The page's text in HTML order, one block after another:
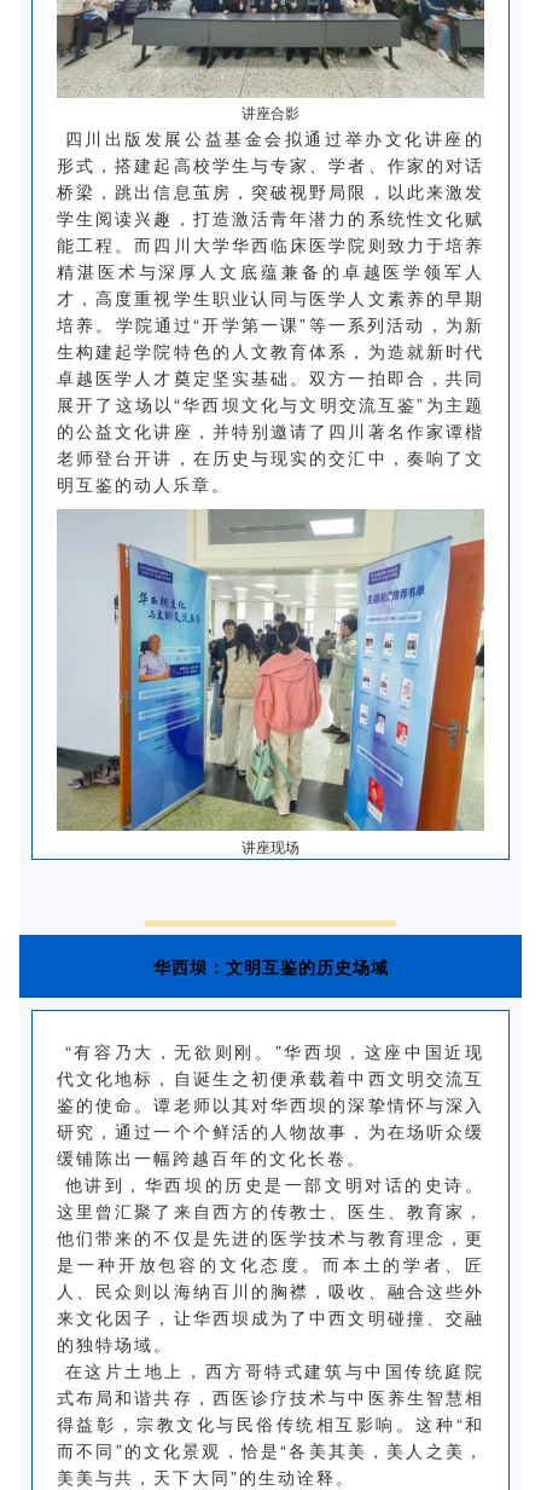
讲座合影
四川出版发展公益基金会拟通过举办文化讲座的
形式，搭建起高校学生与专家、学者、作家的对话
桥梁，跳出信息茧房，突破视野局限，以此来激发
学生阅读兴趣，打造激活青年潜力的系统性文化赋
能工程。而四川大学华西临床医学院则致力于培养
精湛医术与深厚人文底蕴兼备的卓越医学领军人
才，高度重视学生职业认同与医学人文素养的早期
培养。学院通过“开学第一课”等一系列活动，为新
生构建起学院特色的人文教育体系，为造就新时代
卓越医学人才奠定坚实基础。双方一拍即合，共同
展开了这场以“华西坝文化与文明交流互鉴”为主题
的公益文化讲座，并特别邀请了四川著名作家谭楷
老师登台开讲，在历史与现实的交汇中，奏响了文
明互鉴的动人乐章。
讲座现场
华西坝：文明互鉴的历史场域
“有容乃大，无欲则刚。”华西坝，这座中国近现
代文化地标，自诞生之初便承载着中西文明交流互
鉴的使命。谭老师以其对华西坝的深挚情怀与深入
研究，通过一个个鲜活的人物故事，为在场听众缓
缓铺陈出一幅跨越百年的文化长卷。
他讲到，华西坝的历史是一部文明对话的史诗。
这里曾汇聚了来自西方的传教士、医生、教育家，
他们带来的不仅是先进的医学技术与教育理念，更
是一种开放包容的文化态度。而本土的学者、匠
人、民众则以海纳百川的胸襟，吸收、融合这些外
来文化因子，让华西坝成为了中西文明碰撞、交融
的独特场域。
在这片土地上，西方哥特式建筑与中国传统庭院
式布局和谐共存，西医诊疗技术与中医养生智慧相
得益彰，宗教文化与民俗传统相互影响。这种“和
而不同”的文化景观，恰是“各美其美，美人之美，
美美与共，天下大同”的生动诠释。